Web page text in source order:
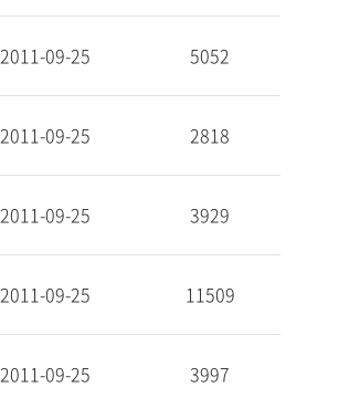
2011-09-25 5052
2011-09-25 2818
2011-09-25 3929
2011-09-25 11509
2011-09-25 3997